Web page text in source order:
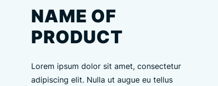
NAME OF
PRODUCT
Lorem ipsum dolor sit amet, consectetur
adipiscing elit. Nulla ut augue eu tellus